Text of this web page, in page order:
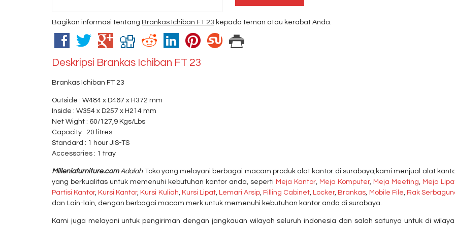
Bagikan informasi tentang Brankas Ichiban FT 23 kepada teman atau kerabat Anda.
Deskripsi Brankas Ichiban FT 23
Brankas Ichiban FT 23
Outside : W484 x D467 x H372 mm
Inside : W354 x D257 x H214 mm
Net Wight : 60/127,9 Kgs/Lbs
Capacity : 20 litres
Standard : 1 hour JIS-TS
Accessories : 1 tray
Milleniafurniture.com Adalah Toko yang melayani berbagai macam produk alat kantor di surabaya,kami menjual alat
yang berkualitas untuk memenuhi kebutuhan kantor anda, seperti Meja Kantor, Meja Komputer, Meja Meeting Meja
Partisi Kantor, Kursi Kantor, Kursi Kuliah Kursi Lipat, Lemari Arsip, Filling Cabinet Locker, Brankas Mobile File Rak
dan Lain-lain, dengan berbagai macam merk untuk memenuhi kebutuhan kantor anda di surabaya.
Kami juga melayani untuk pengiriman dengan jangkauan wilayah seluruh indonesia dan salah satunya untuk di